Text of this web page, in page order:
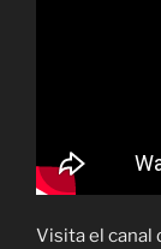
Visita el canal